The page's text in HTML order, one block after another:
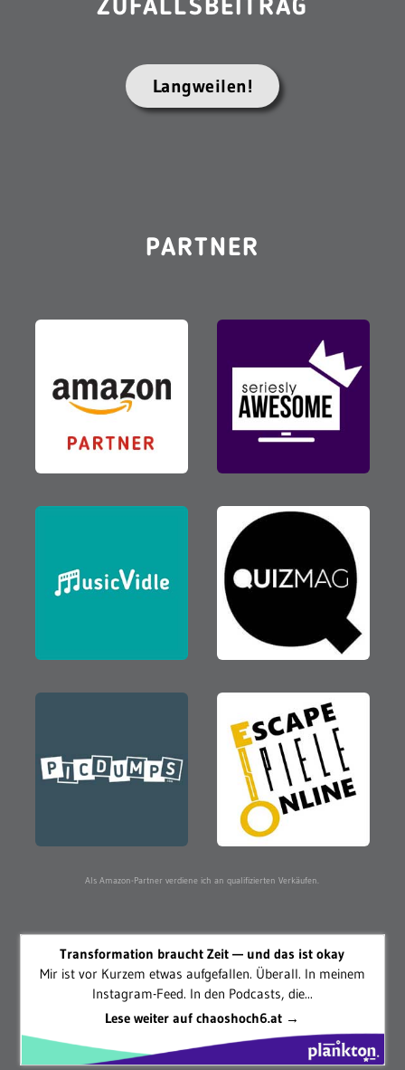
ZUFALLSBEITRAG
Langweilen!
PARTNER
Als Amazon-Partner verdiene ich an qualifizierten Verkäufen.
Transformation braucht Zeit — und das ist okay
Mir ist vor Kurzem etwas aufgefallen. Überall. In meinem
Instagram-Feed. In den Podcasts, die...
Lese weiter auf chaoshoch6.at →